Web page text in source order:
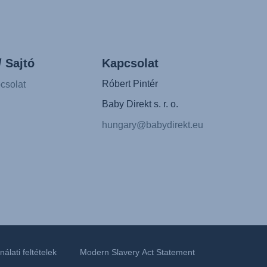
Sajtó Kapcsolat
Róbert Pintér
Baby Direkt s. r. o.
hungary@babydirekt.eu
feltételek Modern Slavery Act Statement